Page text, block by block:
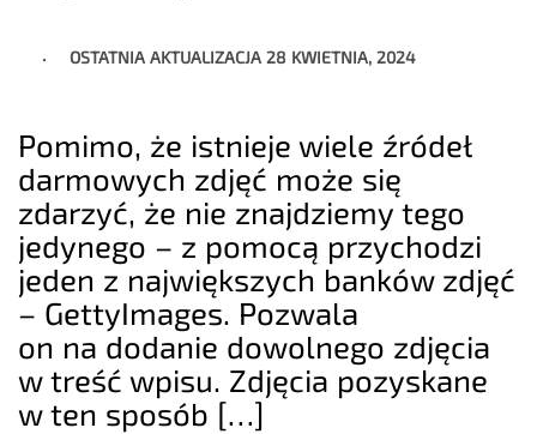
OSTATNIA AKTUALIZACJA28 KWIETNIA, 2024
Pomimo, że istnieje wiele źródeł
darmowych zdjęć może się
zdarzyć, że nie znajdziemy tego
jedynego – z pomocą przychodzi
jeden z największych banków zdjęć
– GettyImages. Pozwala
on na dodanie dowolnego zdjęcia
w treść wpisu. Zdjęcia pozyskane
w ten sposób […]